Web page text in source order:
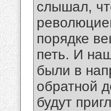
слышал,
порядке
петь. И
были в
обратной
будут